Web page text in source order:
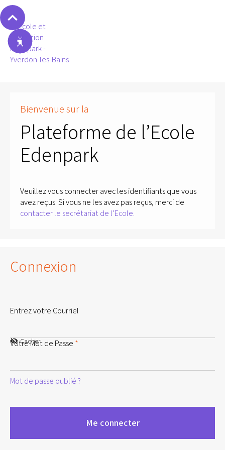
Bienvenue sur la
Plateforme de l’Ecole
Edenpark
Veuillez vous connecter avec les identifiants que vous
avez reçus. Si vous ne les avez pas reçus, merci de
contacter le secrétariat de l’Ecole.
Connexion
Entrez votre Courriel
Votre Mot de Passe *
Cacher
Mot de passe oublié ?